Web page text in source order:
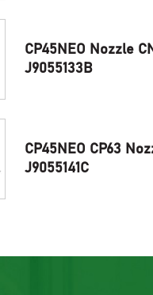
CP45NEO Nozzle
J9055133B
CP45NEO CP63
J9055141C